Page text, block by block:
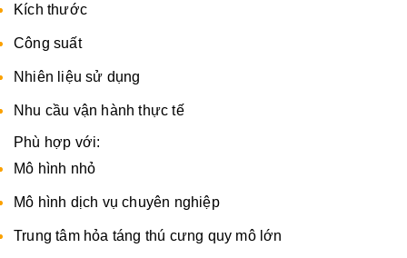
Kích thước
Công suất
Nhiên liệu sử dụng
Nhu cầu vận hành thực tế
Phù hợp với:
Mô hình nhỏ
Mô hình dịch vụ chuyên nghiệp
Trung tâm hỏa táng thú cưng quy mô lớn